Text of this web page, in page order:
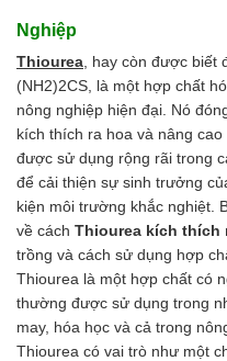
Nghiệp
Thiourea , hay còn được
(NH2)2CS, là một hợp chất
nông nghiệp hiện đại. Nó
kích thích ra hoa và nâng
được sử dụng rộng rãi trong
để cải thiện sự sinh trưởng
kiện môi trường khắc nghiệt.
về cách Thiourea kích thích
trồng và cách sử dụng hợp
Thiourea là một hợp chất có
thường được sử dụng trong
may, hóa học và cả trong
Thiourea có vai trò như một